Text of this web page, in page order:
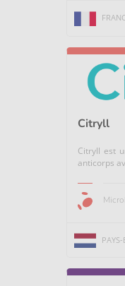
Citryll
Citryll est
anticorps
PAYS-